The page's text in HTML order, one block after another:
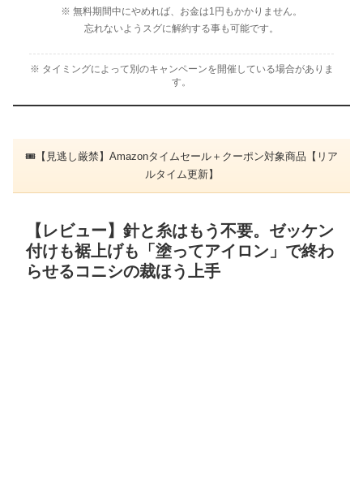
※ 無料期間中にやめれば、お金は1円もかかりません。
忘れないようスグに解約する事も可能です。
※ タイミングによって別のキャンペーンを開催している場合がありま
す。
🎟【見逃し厳禁】Amazonタイムセール＋クーポン対象商品【リア
ルタイム更新】
【レビュー】針と糸はもう不要。ゼッケン
付けも裾上げも「塗ってアイロン」で終わ
らせるコニシの裁ほう上手